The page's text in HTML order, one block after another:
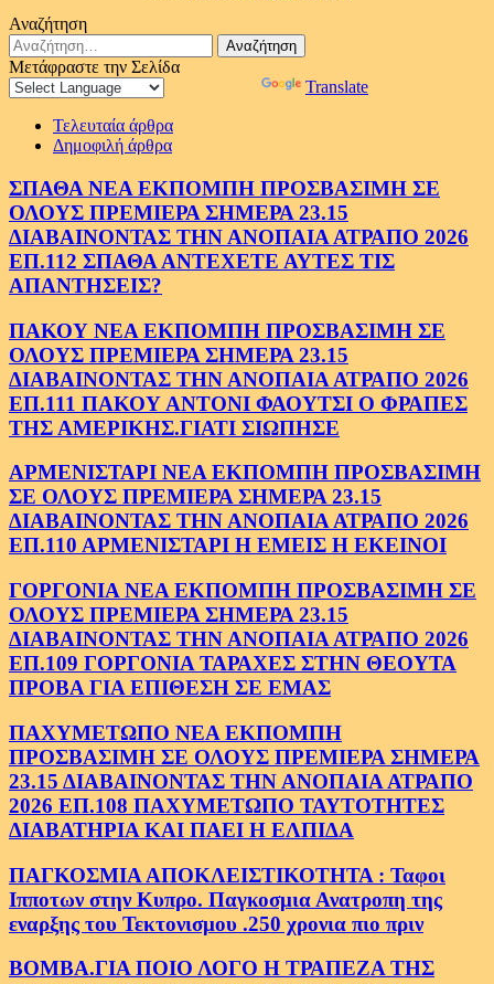
Αναζήτηση
Αναζήτηση
για:
Μετάφραστε την Σελίδα
Translate
Τελευταία άρθρα
Δημοφιλή άρθρα
ΣΠΑΘΑ ΝΕΑ ΕΚΠΟΜΠΗ ΠΡΟΣΒΑΣΙΜΗ ΣΕ
ΟΛΟΥΣ ΠΡΕΜΙΕΡΑ ΣΗΜΕΡΑ 23.15
ΔΙΑΒΑΙΝΟΝΤΑΣ ΤΗΝ ΑΝΟΠΑΙΑ ΑΤΡΑΠΟ 2026
ΕΠ.112 ΣΠΑΘΑ ΑΝΤΕΧΕΤΕ ΑΥΤΕΣ ΤΙΣ
ΑΠΑΝΤΗΣΕΙΣ?
ΠΑΚΟΥ ΝΕΑ ΕΚΠΟΜΠΗ ΠΡΟΣΒΑΣΙΜΗ ΣΕ
ΟΛΟΥΣ ΠΡΕΜΙΕΡΑ ΣΗΜΕΡΑ 23.15
ΔΙΑΒΑΙΝΟΝΤΑΣ ΤΗΝ ΑΝΟΠΑΙΑ ΑΤΡΑΠΟ 2026
ΕΠ.111 ΠΑΚΟΥ ΑΝΤΟΝΙ ΦΑΟΥΤΣΙ Ο ΦΡΑΠΕΣ
ΤΗΣ ΑΜΕΡΙΚΗΣ.ΓΙΑΤΙ ΣΙΩΠΗΣΕ
ΑΡΜΕΝΙΣΤΑΡΙ ΝΕΑ ΕΚΠΟΜΠΗ ΠΡΟΣΒΑΣΙΜΗ
ΣΕ ΟΛΟΥΣ ΠΡΕΜΙΕΡΑ ΣΗΜΕΡΑ 23.15
ΔΙΑΒΑΙΝΟΝΤΑΣ ΤΗΝ ΑΝΟΠΑΙΑ ΑΤΡΑΠΟ 2026
ΕΠ.110 ΑΡΜΕΝΙΣΤΑΡΙ Η ΕΜΕΙΣ Η ΕΚΕΙΝΟΙ
ΓΟΡΓΟΝΙΑ ΝΕΑ ΕΚΠΟΜΠΗ ΠΡΟΣΒΑΣΙΜΗ ΣΕ
ΟΛΟΥΣ ΠΡΕΜΙΕΡΑ ΣΗΜΕΡΑ 23.15
ΔΙΑΒΑΙΝΟΝΤΑΣ ΤΗΝ ΑΝΟΠΑΙΑ ΑΤΡΑΠΟ 2026
ΕΠ.109 ΓΟΡΓΟΝΙΑ ΤΑΡΑΧΕΣ ΣΤΗΝ ΘΕΟΥΤΑ
ΠΡΟΒΑ ΓΙΑ ΕΠΙΘΕΣΗ ΣΕ ΕΜΑΣ
ΠΑΧΥΜΕΤΩΠΟ ΝΕΑ ΕΚΠΟΜΠΗ
ΠΡΟΣΒΑΣΙΜΗ ΣΕ ΟΛΟΥΣ ΠΡΕΜΙΕΡΑ ΣΗΜΕΡΑ
23.15 ΔΙΑΒΑΙΝΟΝΤΑΣ ΤΗΝ ΑΝΟΠΑΙΑ ΑΤΡΑΠΟ
2026 ΕΠ.108 ΠΑΧΥΜΕΤΩΠΟ ΤΑΥΤΟΤΗΤΕΣ
ΔΙΑΒΑΤΗΡΙΑ ΚΑΙ ΠΑΕΙ Η ΕΛΠΙΔΑ
ΠΑΓΚΟΣΜΙΑ ΑΠΟΚΛΕΙΣΤΙΚΟΤΗΤΑ : Ταφοι
Ιπποτων στην Κυπρο. Παγκοσμια Ανατροπη της
εναρξης του Τεκτονισμου .250 χρονια πιο πριν
ΒΟΜΒΑ.ΓΙΑ ΠΟΙΟ ΛΟΓΟ Η ΤΡΑΠΕΖΑ ΤΗΣ